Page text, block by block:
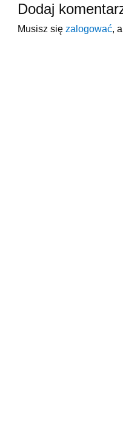
Dodaj
Musisz się zalogować ,